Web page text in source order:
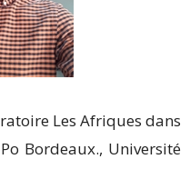
Les Afriques dans
Bordeaux., Université